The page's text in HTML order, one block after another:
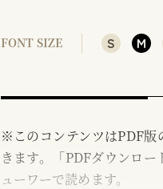
FONT SIZE S M
※このコンテンツはPDF版
きます。「PDFダウンロ
ューワーで読めます。